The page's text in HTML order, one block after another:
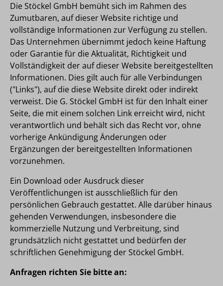
Die Stöckel GmbH bemüht sich im Rahmen des
Zumutbaren, auf dieser Website richtige und
vollständige Informationen zur Verfügung zu stellen.
Das Unternehmen übernimmt jedoch keine Haftung
oder Garantie für die Aktualität, Richtigkeit und
Vollständigkeit der auf dieser Website bereitgestellten
Informationen. Dies gilt auch für alle Verbindungen
("Links"), auf die diese Website direkt oder indirekt
verweist. Die G. Stöckel GmbH ist für den Inhalt einer
Seite, die mit einem solchen Link erreicht wird, nicht
verantwortlich und behält sich das Recht vor, ohne
vorherige Ankündigung Änderungen oder
Ergänzungen der bereitgestellten Informationen
vorzunehmen.
Ein Download oder Ausdruck dieser
Veröffentlichungen ist ausschließlich für den
persönlichen Gebrauch gestattet. Alle darüber hinaus
gehenden Verwendungen, insbesondere die
kommerzielle Nutzung und Verbreitung, sind
grundsätzlich nicht gestattet und bedürfen der
schriftlichen Genehmigung der Stöckel GmbH.
Anfragen richten Sie bitte an: